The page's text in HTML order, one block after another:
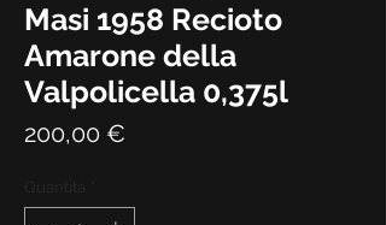
Masi 1958 Recioto
Amarone della
Valpolicella 0,375l
200,00 €